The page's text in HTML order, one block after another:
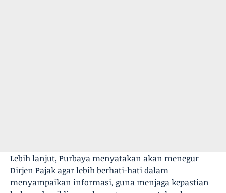
Lebih lanjut, Purbaya menyatakan akan menegur
Dirjen Pajak agar lebih berhati-hati dalam
menyampaikan informasi, guna menjaga kepastian